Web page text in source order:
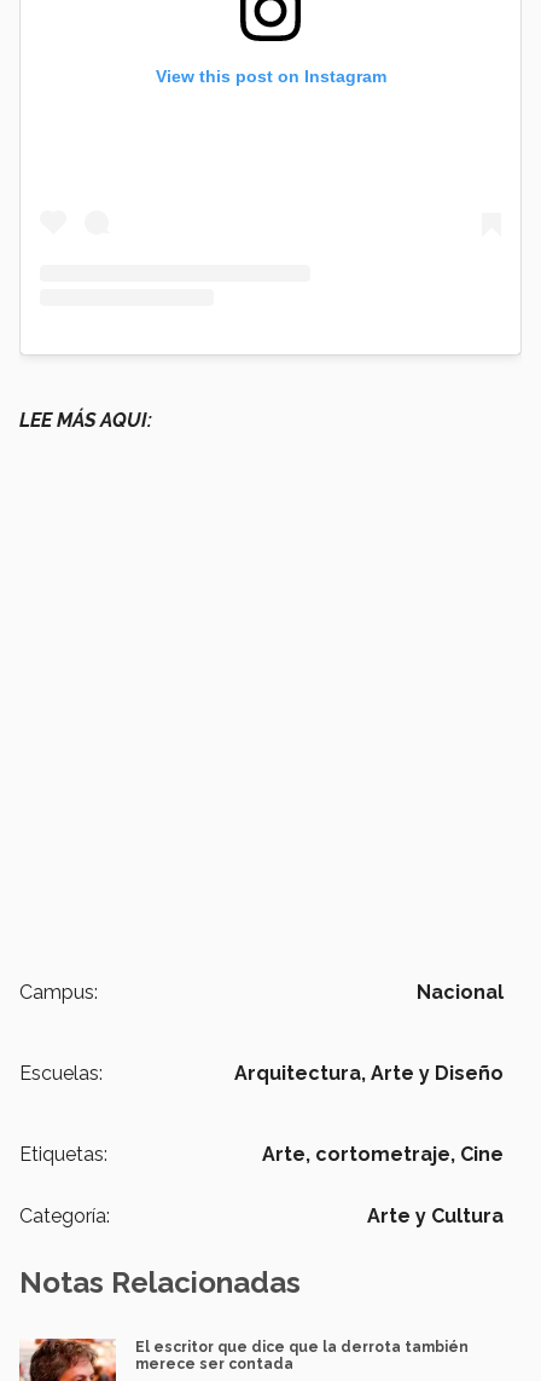
View this post on Instagram
LEE MÁS AQUI:
Campus: Nacional
Escuelas: Arquitectura, Arte y Diseño
Etiquetas: Arte, cortometraje, Cine
Categoría: Arte y Cultura
Notas Relacionadas
El escritor que dice que la derrota también
merece ser contada